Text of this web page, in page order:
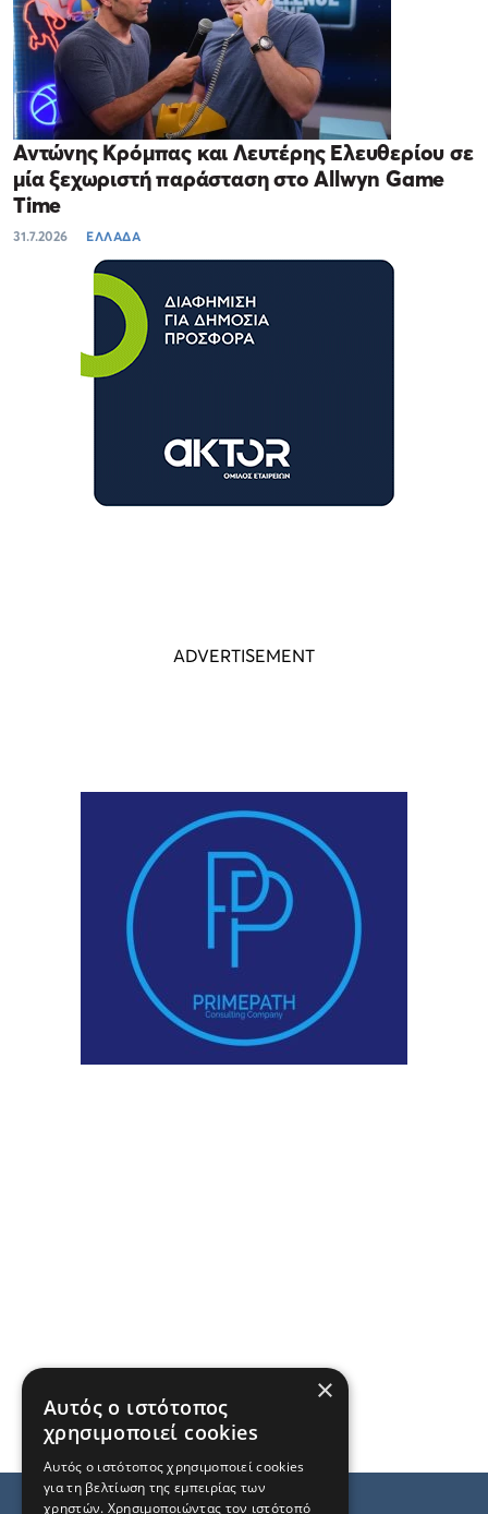
Αντώνης Κρόμπας και Λευτέρης Ελευθερίου σε
μία ξεχωριστή παράσταση στο Allwyn Game
Time
31.7.2026 ΕΛΛΑΔΑ
×
Αυτός ο ιστότοπος
χρησιμοποιεί cookies
Αυτός ο ιστότοπος χρησιμοποιεί cookies
για τη βελτίωση της εμπειρίας των
χρηστών. Χρησιμοποιώντας τον ιστότοπό